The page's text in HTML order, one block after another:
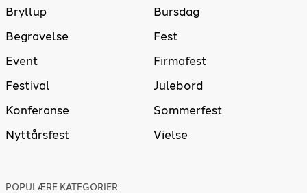
Bryllup
Bursdag
Begravelse
Fest
Event
Firmafest
Festival
Julebord
Konferanse
Sommerfest
Nyttårsfest
Vielse
POPULÆRE KATEGORIER